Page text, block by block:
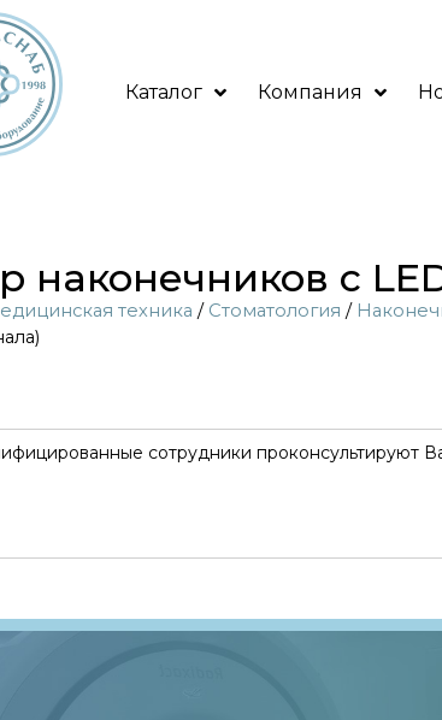
Каталог Компания
наконечников с
техника / Стоматология /
сотрудники проконсультируют